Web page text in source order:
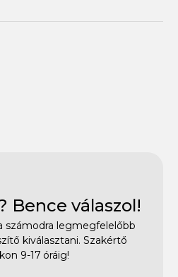
Bence válaszol!
számodra legmegfelelőbb
kiválasztani. Szakértő
9-17 óráig!